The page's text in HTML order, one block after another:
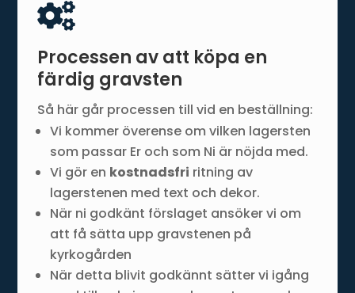

Processen av att köpa en
färdig gravsten
Så här går processen till vid en beställning:
Vi kommer överense om vilken lagersten
som passar Er och som Ni är nöjda med.
Vi gör en kostnadsfri ritning av
lagerstenen med text och dekor.
När ni godkänt förslaget ansöker vi om
att få sätta upp gravstenen på
kyrkogården
När detta blivit godkännt sätter vi igång